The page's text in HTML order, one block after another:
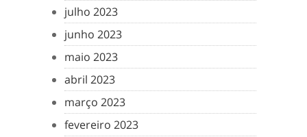
julho 2023
junho 2023
maio 2023
abril 2023
março 2023
fevereiro 2023